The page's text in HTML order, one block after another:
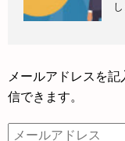
メールアドレスを
信できます。
メ